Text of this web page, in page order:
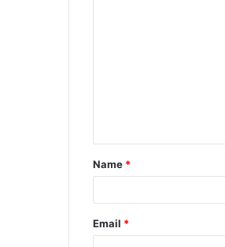
t
*
Name *
Email *